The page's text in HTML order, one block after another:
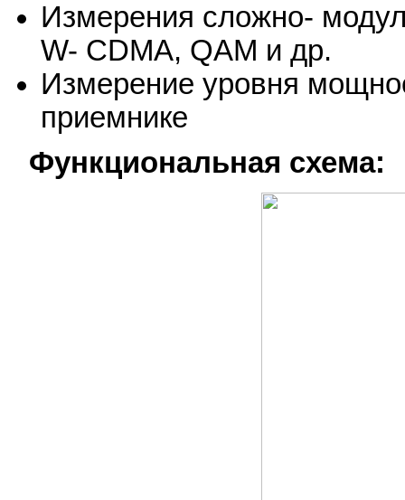
Измерения сложно-
W- CDMA, QAM и др.
Измерение уровня
приемнике
Функциональная схема: